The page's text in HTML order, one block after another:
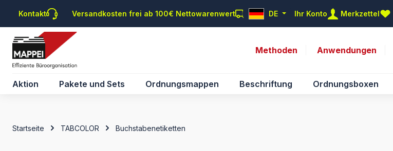
Hauptinhalt springen
Zur Suche springen
Zur Hauptnavigation springen
Kontakt Versandkosten frei ab 100€ Nettowarenwert DE Ihr Konto Merkzettel
Du
Methoden Anwendungen
Aktion Pakete und Sets Ordnungsmappen Beschriftung Ordnungsboxen
Startseite TABCOLOR Buchstabenetiketten